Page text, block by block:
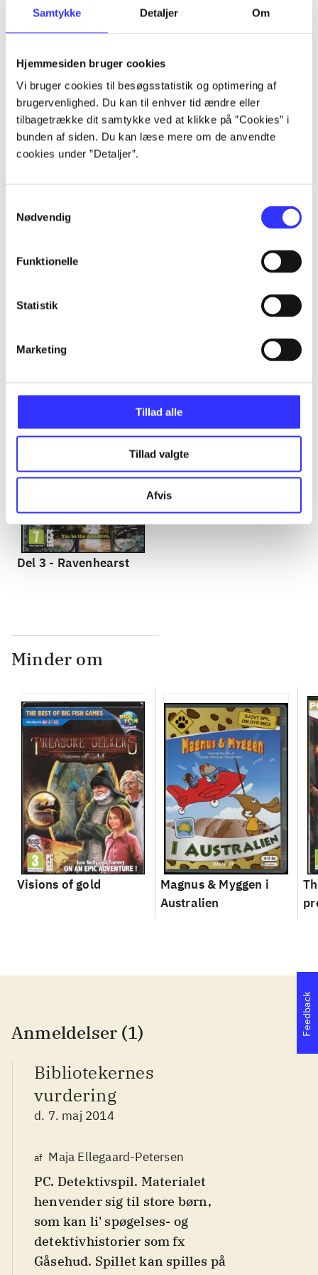
Samtykke Detaljer Om
Hjemmesiden bruger cookies
Vi bruger cookies til besøgsstatistik og optimering af
brugervenlighed. Du kan til enhver tid ændre eller
tilbagetrække dit samtykke ved at klikke på ”Cookies” i
bunden af siden. Du kan læse mere om de anvendte
cookies under ”Detaljer”.
Nødvendig
Funktionelle
Statistik
Marketing
Tillad alle
Tillad valgte
Afvis
...
...
...
Mystery case files
Gå til serien
Del 3 - Ravenhearst
Minder om
Visions of gold
Magnus & Myggen i
Australien
Anmeldelser (1)
Bibliotekernes
vurdering
d. 7. maj 2014
af Maja Ellegaard-Petersen
PC. Detektivspil. Materialet
henvender sig til store børn,
som kan li' spøgelses- og
detektivhistorier som fx
Gåsehud. Spillet kan spilles på
Feedback